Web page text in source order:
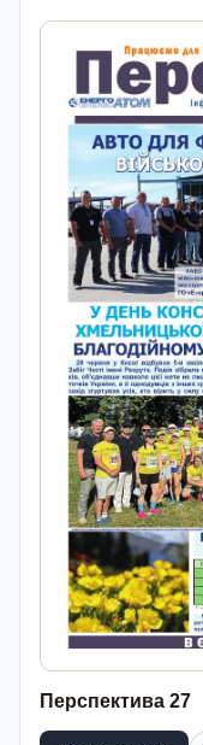
Перспектива 27